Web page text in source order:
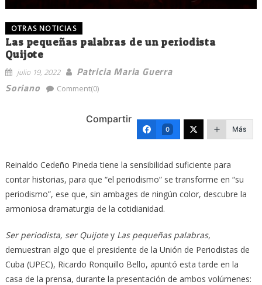
OTRAS NOTICIAS
Las pequeñas palabras de un periodista
Quijote
julio 19, 2022
Patricia Maria Guerra
Soriano
Comment(0)
Compartir
0 Más
Reinaldo Cedeño Pineda tiene la sensibilidad suficiente para
contar historias, para que “el periodismo” se transforme en “su
periodismo”, ese que, sin ambages de ningún color, descubre la
armoniosa dramaturgia de la cotidianidad.
Ser periodista, ser Quijotey Las pequeñas palabras,
demuestran algo que el presidente de la Unión de Periodistas de
Cuba (UPEC), Ricardo Ronquillo Bello, apuntó esta tarde en la
casa de la prensa, durante la presentación de ambos volúmenes: